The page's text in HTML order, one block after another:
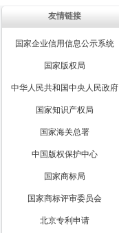
友情链接
国家企业信用信息公示系统
国家版权局
中华人民共和国中央人民政府
国家知识产权局
国家海关总署
中国版权保护中心
国家商标局
国家商标评审委员会
北京专利申请